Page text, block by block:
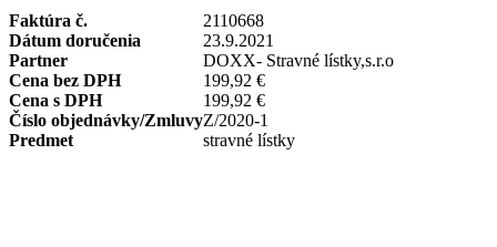
Faktúra č.
2110668
Dátum doručenia
23.9.2021
Partner
DOXX- Stravné lístky,s.r.o
Cena bez DPH
199,92 €
Cena s DPH
199,92 €
Číslo objednávky/ZmluvyZ/2020-1
Predmet
stravné lístky